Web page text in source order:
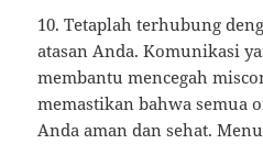
10. Tetaplah terhubung
atasan Anda. Komunikasi
membantu mencegah
memastikan bahwa semua
Anda aman dan sehat.